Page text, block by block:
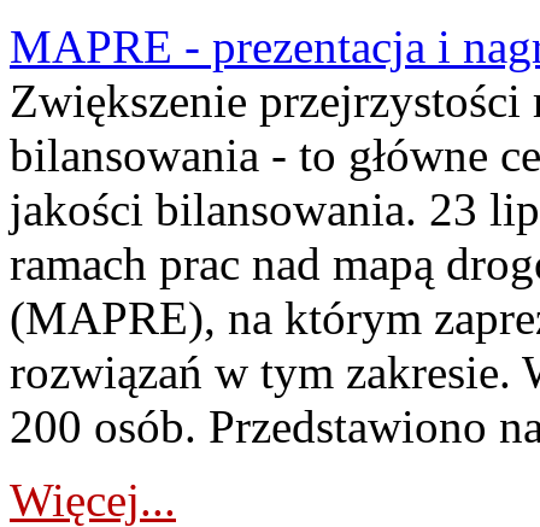
MAPRE - prezentacja i
Zwiększenie
bilansowania - to główne
jakości bilansowania. 23
ramach prac nad mapą
(MAPRE), na którym
rozwiązań w tym zakresie.
200 osób. Przedstawiono
Więcej...